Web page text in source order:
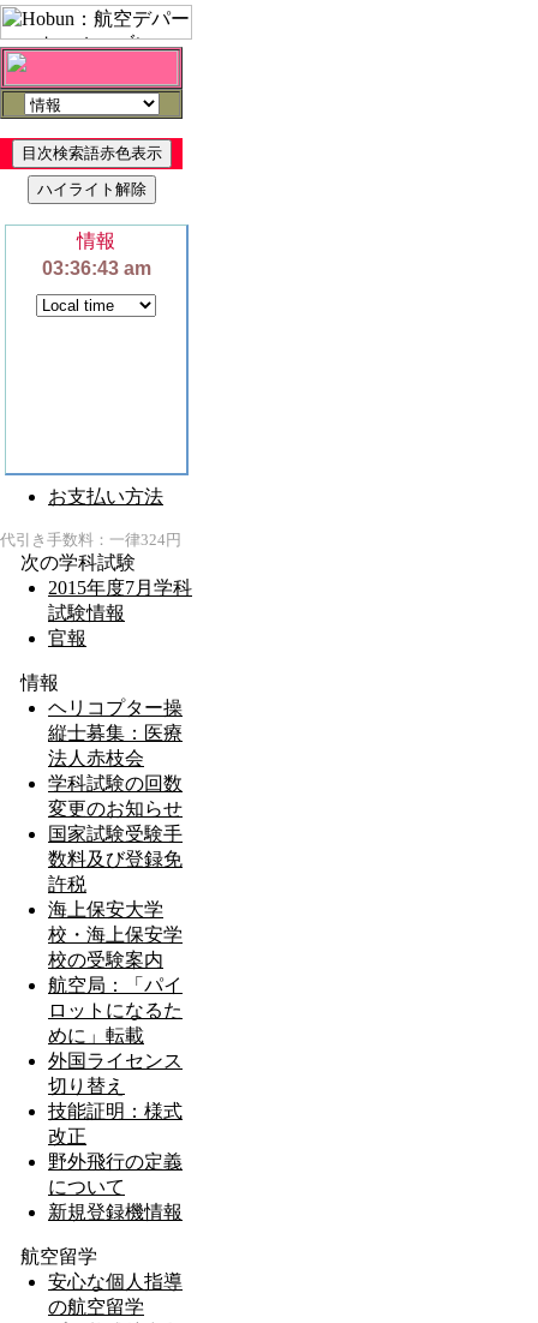
情報
お支払い方法
代引き手数料：一律324円
次の学科試験
2015年度7月学科
試験情報
官報
情報
ヘリコプター操
縦士募集：医療
法人赤枝会
学科試験の回数
変更のお知らせ
国家試験受験手
数料及び登録免
許税
海上保安大学
校・海上保安学
校の受験案内
航空局：「パイ
ロットになるた
めに」転載
外国ライセンス
切り替え
技能証明：様式
改正
野外飛行の定義
について
新規登録機情報
航空留学
安心な個人指導
の航空留学